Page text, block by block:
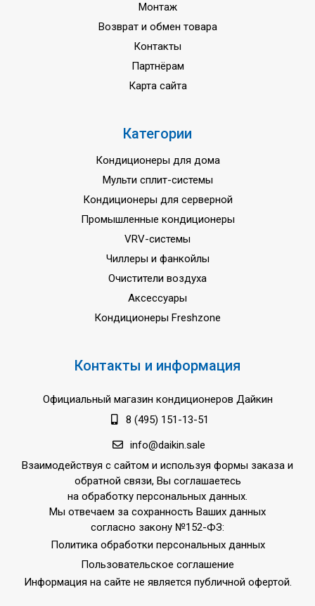
Монтаж
Возврат и обмен товара
Контакты
Партнёрам
Карта сайта
Категории
Кондиционеры для дома
Мульти сплит-системы
Кондиционеры для серверной
Промышленные кондиционеры
VRV-системы
Чиллеры и фанкойлы
Очистители воздуха
Аксессуары
Кондиционеры Freshzone
Контакты и информация
Официальный магазин кондиционеров Дайкин
8 (495) 151-13-51
info@daikin.sale
Взаимодействуя с сайтом и используя формы заказа и
обратной связи, Вы соглашаетесь
на обработку персональных данных.
Мы отвечаем за сохранность Ваших данных
согласно закону №152-ФЗ:
Политика обработки персональных данных
Пользовательское соглашение
Информация на сайте не является публичной офертой.